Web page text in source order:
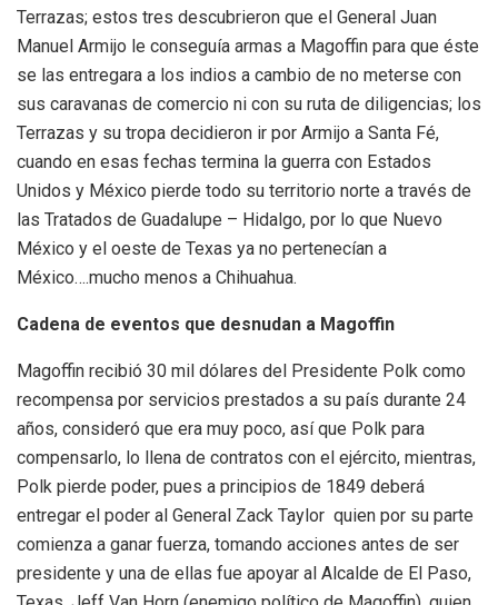
Terrazas; estos tres descubrieron que el General Juan
Manuel Armijo le conseguía armas a Magoffin para que éste
se las entregara a los indios a cambio de no meterse con
sus caravanas de comercio ni con su ruta de diligencias; los
Terrazas y su tropa decidieron ir por Armijo a Santa Fé,
cuando en esas fechas termina la guerra con Estados
Unidos y México pierde todo su territorio norte a través de
las Tratados de Guadalupe – Hidalgo, por lo que Nuevo
México y el oeste de Texas ya no pertenecían a
México….mucho menos a Chihuahua.
Cadena de eventos que desnudan a Magoffin
Magoffin recibió 30 mil dólares del Presidente Polk como
recompensa por servicios prestados a su país durante 24
años, consideró que era muy poco, así que Polk para
compensarlo, lo llena de contratos con el ejército, mientras,
Polk pierde poder, pues a principios de 1849 deberá
entregar el poder al General Zack Taylor quien por su parte
comienza a ganar fuerza, tomando acciones antes de ser
presidente y una de ellas fue apoyar al Alcalde de El Paso,